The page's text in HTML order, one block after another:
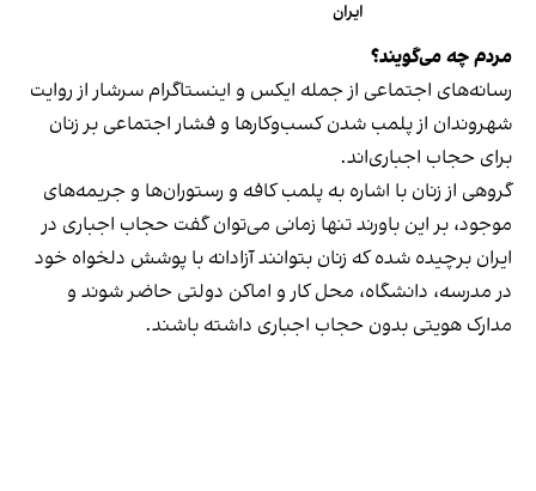
ایران
مردم چه می‌گویند؟
رسانه‎‌های اجتماعی از جمله ایکس و اینستاگرام سرشار از روایت
شهروندان از پلمب شدن کسب‌وکارها و فشار اجتماعی بر زنان
برای حجاب اجباری‌اند.
گروهی از زنان با اشاره به پلمب کافه و رستوران‌ها و جریمه‌های
موجود، بر این باورند تنها زمانی می‌توان گفت حجاب اجباری در
ایران برچیده شده که زنان بتوانند آزادانه با پوشش دلخواه خود
در مدرسه، دانشگاه، محل کار و اماکن دولتی حاضر شوند و
مدارک هویتی بدون حجاب اجباری داشته باشند.